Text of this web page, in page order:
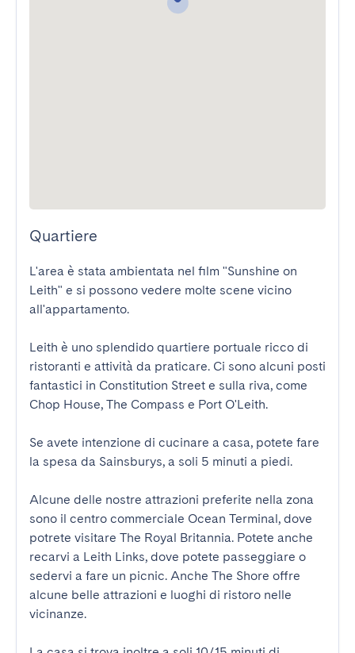
Quartiere
L'area è stata ambientata nel film "Sunshine on
Leith" e si possono vedere molte scene vicino
all'appartamento.
Leith è uno splendido quartiere portuale ricco di
ristoranti e attività da praticare. Ci sono alcuni posti
fantastici in Constitution Street e sulla riva, come
Chop House, The Compass e Port O'Leith.
Se avete intenzione di cucinare a casa, potete fare
la spesa da Sainsburys, a soli 5 minuti a piedi.
Alcune delle nostre attrazioni preferite nella zona
sono il centro commerciale Ocean Terminal, dove
potrete visitare The Royal Britannia. Potete anche
recarvi a Leith Links, dove potete passeggiare o
sedervi a fare un picnic. Anche The Shore offre
alcune belle attrazioni e luoghi di ristoro nelle
vicinanze.